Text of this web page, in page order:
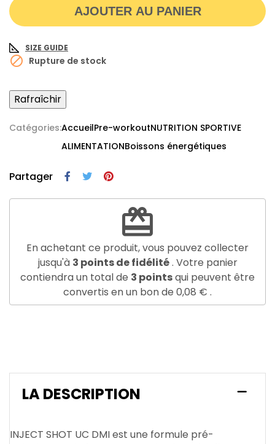
AJOUTER AU PANIER
SIZE GUIDE
 Rupture de stock
Catégories:AccueilPre-workoutNUTRITION SPORTIVE
ALIMENTATIONBoissons énergétiques
Partager
redeem
En achetant ce produit, vous pouvez collecter
jusqu'à 3 points de fidélité. Votre panier
contiendra un total de 3 pointsqui peuvent être
convertis en un bon de 0,08 € .
LA DESCRIPTION
INJECT SHOT UC DMI est une formule pré-